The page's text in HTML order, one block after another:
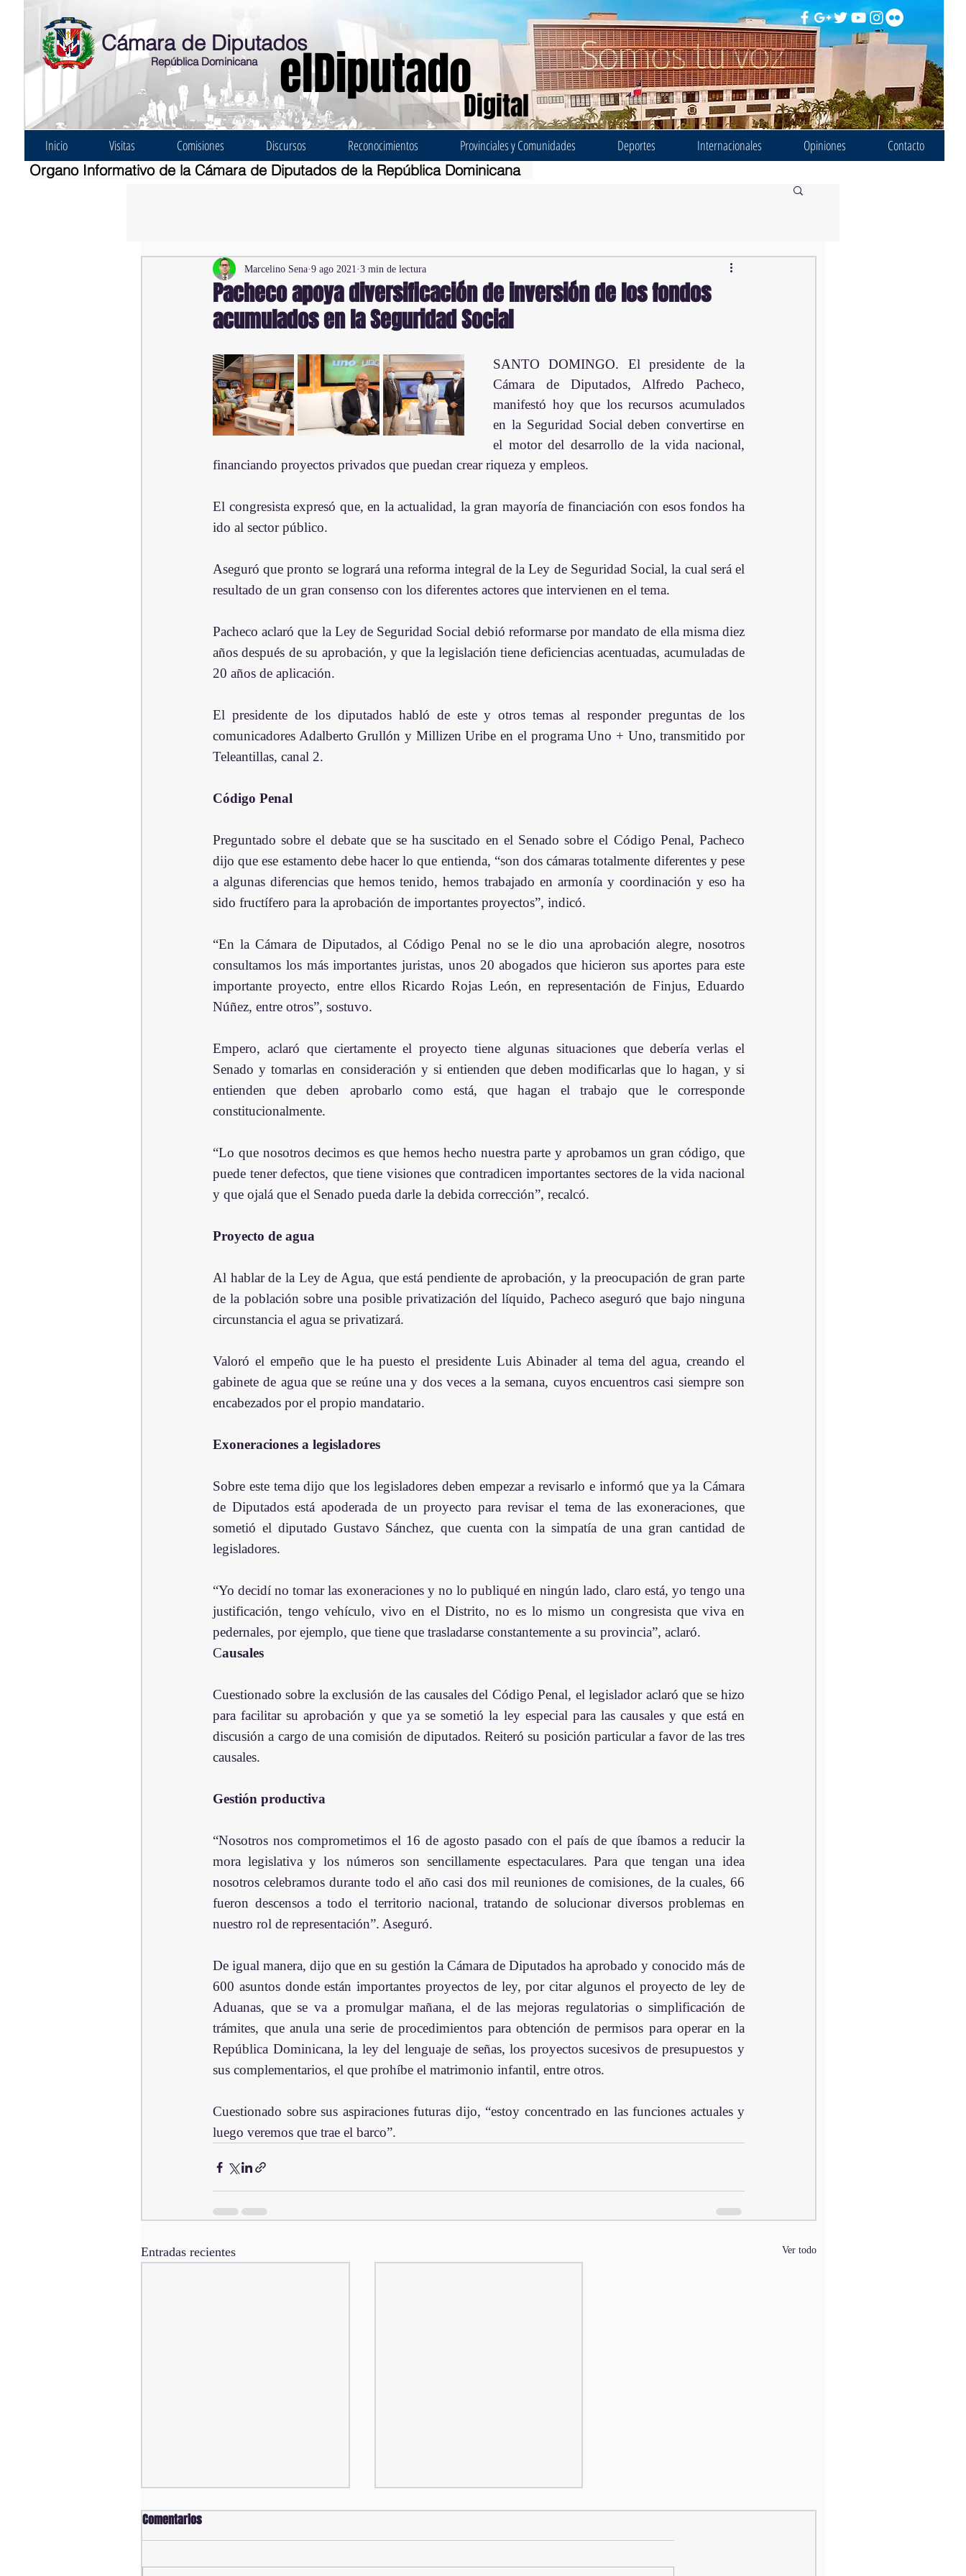
Digital
elDiputado
Cámara de Diputados
República Dominicana
Inicio Visitas Comisiones Discursos Reconocimientos Provinciales y Comunidades Deportes Internacionales Opiniones Contacto
Organo Informativo de la Cámara de Diputados de la República Dominicana
Pacheco apoya diversificación de inversión de los fondos
acumulados en la Seguridad Social
Marcelino Sena 9 ago 2021 3 min de lectura
SANTO DOMINGO. El presidente de la
Cámara de Diputados, Alfredo Pacheco,
manifestó hoy que los recursos acumulados
en la Seguridad Social deben convertirse en
el motor del desarrollo de la vida nacional,
financiando proyectos privados que puedan crear riqueza y empleos.
El congresista expresó que, en la actualidad, la gran mayoría de financiación con esos fondos ha
ido al sector público.
Aseguró que pronto se logrará una reforma integral de la Ley de Seguridad Social, la cual será el
resultado de un gran consenso con los diferentes actores que intervienen en el tema.
Pacheco aclaró que la Ley de Seguridad Social debió reformarse por mandato de ella misma diez
años después de su aprobación, y que la legislación tiene deficiencias acentuadas, acumuladas de
20 años de aplicación.
El presidente de los diputados habló de este y otros temas al responder preguntas de los
comunicadores Adalberto Grullón y Millizen Uribe en el programa Uno + Uno, transmitido por
Teleantillas, canal 2.
Código Penal
Preguntado sobre el debate que se ha suscitado en el Senado sobre el Código Penal, Pacheco
dijo que ese estamento debe hacer lo que entienda, “son dos cámaras totalmente diferentes y pese
a algunas diferencias que hemos tenido, hemos trabajado en armonía y coordinación y eso ha
sido fructífero para la aprobación de importantes proyectos”, indicó.
“En la Cámara de Diputados, al Código Penal no se le dio una aprobación alegre, nosotros
consultamos los más importantes juristas, unos 20 abogados que hicieron sus aportes para este
importante proyecto, entre ellos Ricardo Rojas León, en representación de Finjus, Eduardo
Núñez, entre otros”, sostuvo.
Empero, aclaró que ciertamente el proyecto tiene algunas situaciones que debería verlas el
Senado y tomarlas en consideración y si entienden que deben modificarlas que lo hagan, y si
entienden que deben aprobarlo como está, que hagan el trabajo que le corresponde
constitucionalmente.
“Lo que nosotros decimos es que hemos hecho nuestra parte y aprobamos un gran código, que
puede tener defectos, que tiene visiones que contradicen importantes sectores de la vida nacional
y que ojalá que el Senado pueda darle la debida corrección”, recalcó.
Proyecto de agua
Al hablar de la Ley de Agua, que está pendiente de aprobación, y la preocupación de gran parte
de la población sobre una posible privatización del líquido, Pacheco aseguró que bajo ninguna
circunstancia el agua se privatizará.
Valoró el empeño que le ha puesto el presidente Luis Abinader al tema del agua, creando el
gabinete de agua que se reúne una y dos veces a la semana, cuyos encuentros casi siempre son
encabezados por el propio mandatario.
Exoneraciones a legisladores
Sobre este tema dijo que los legisladores deben empezar a revisarlo e informó que ya la Cámara
de Diputados está apoderada de un proyecto para revisar el tema de las exoneraciones, que
sometió el diputado Gustavo Sánchez, que cuenta con la simpatía de una gran cantidad de
legisladores.
“Yo decidí no tomar las exoneraciones y no lo publiqué en ningún lado, claro está, yo tengo una
justificación, tengo vehículo, vivo en el Distrito, no es lo mismo un congresista que viva en
pedernales, por ejemplo, que tiene que trasladarse constantemente a su provincia”, aclaró.
Causales
Cuestionado sobre la exclusión de las causales del Código Penal, el legislador aclaró que se hizo
para facilitar su aprobación y que ya se sometió la ley especial para las causales y que está en
discusión a cargo de una comisión de diputados. Reiteró su posición particular a favor de las tres
causales.
Gestión productiva
“Nosotros nos comprometimos el 16 de agosto pasado con el país de que íbamos a reducir la
mora legislativa y los números son sencillamente espectaculares. Para que tengan una idea
nosotros celebramos durante todo el año casi dos mil reuniones de comisiones, de la cuales, 66
fueron descensos a todo el territorio nacional, tratando de solucionar diversos problemas en
nuestro rol de representación”. Aseguró.
De igual manera, dijo que en su gestión la Cámara de Diputados ha aprobado y conocido más de
600 asuntos donde están importantes proyectos de ley, por citar algunos el proyecto de ley de
Aduanas, que se va a promulgar mañana, el de las mejoras regulatorias o simplificación de
trámites, que anula una serie de procedimientos para obtención de permisos para operar en la
República Dominicana, la ley del lenguaje de señas, los proyectos sucesivos de presupuestos y
sus complementarios, el que prohíbe el matrimonio infantil, entre otros.
Cuestionado sobre sus aspiraciones futuras dijo, “estoy concentrado en las funciones actuales y
luego veremos que trae el barco”.
Entradas recientes Ver todo
Comentarios